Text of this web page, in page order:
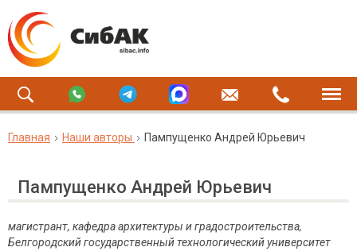
Главная Наши авторы Пампущенко Андрей Юрьевич
Пампущенко Андрей Юрьевич
магистрант, кафедра архитектуры и градостроительства,
Белгородский государственный технологический университет